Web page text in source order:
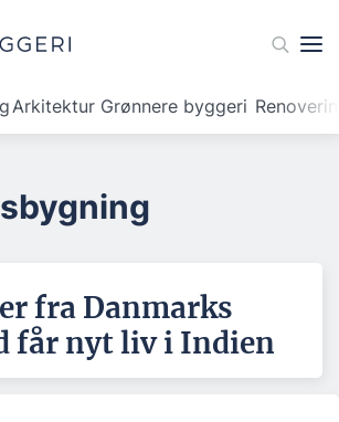
Arkitektur Grønnere byggeri
fra Danmarks
får nyt liv i Indien